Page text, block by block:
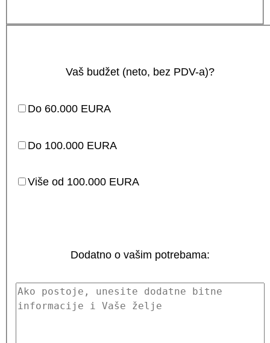
Vaš budžet (neto, bez PDV-a)?
Do 60.000 EURA
Do 100.000 EURA
Više od 100.000 EURA
Dodatno o vašim potrebama: